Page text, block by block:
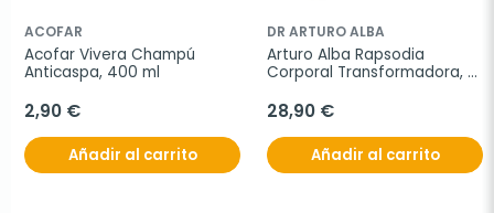
ACOFAR
Acofar Vivera Champú
Anticaspa, 400 ml
2,90 €
Añadir al carrito
DR ARTURO ALBA
Arturo Alba Rapsodia
Corporal Transformadora,
28,90 €
Añadir al carrito